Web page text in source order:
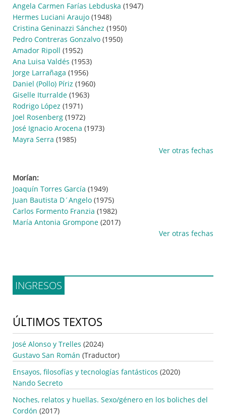
Angela Carmen Farías Lebduska (1947)
Hermes Luciani Araujo (1948)
Cristina Geninazzi Sánchez (1950)
Pedro Contreras Gonzalvo (1950)
Amador Ripoll (1952)
Ana Luisa Valdés (1953)
Jorge Larrañaga (1956)
Daniel (Pollo) Píriz (1960)
Giselle Iturralde (1963)
Rodrigo López (1971)
Joel Rosenberg (1972)
José Ignacio Arocena (1973)
Mayra Serra (1985)
Ver otras fechas
Morían:
Joaquín Torres García (1949)
Juan Bautista D´Angelo (1975)
Carlos Formento Franzia (1982)
María Antonia Grompone (2017)
Ver otras fechas
INGRESOS
ÚLTIMOS TEXTOS
José Alonso y Trelles (2024)
Gustavo San Román (Traductor)
Ensayos, filosofías y tecnologías fantásticos (2020)
Nando Secreto
Noches, relatos y huellas. Sexo/género en los boliches del
Cordón (2017)